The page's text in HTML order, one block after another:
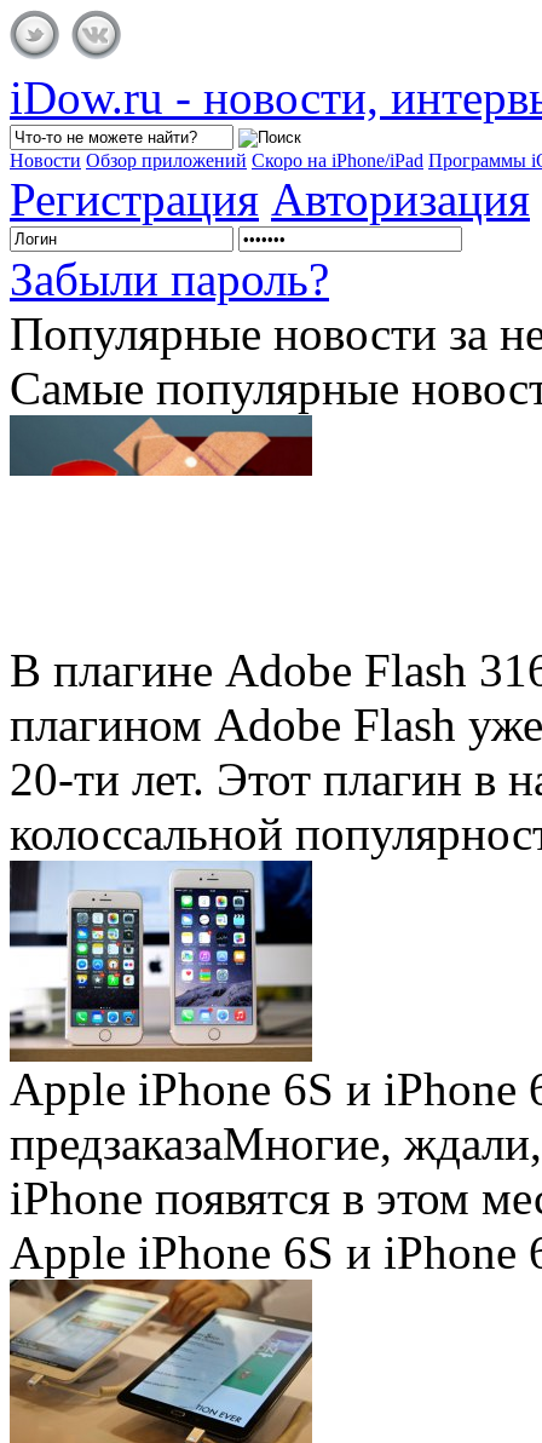
iDow.ru - новости,
Новости Обзор приложений Скоро на iPhone/iPad Программы
Регистрация Авторизация
Забыли пароль?
Популярные новости за
Самые популярные
В плагине Adobe Flash
плагином Adobe Flash
20-ти лет. Этот плагин в
колоссальной
Apple iPhone 6S и iPhone
предзаказаМногие, ждали,
iPhone появятся в этом
Apple iPhone 6S и iPhone